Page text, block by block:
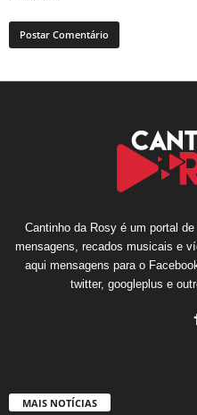
Cantinho da Rosy é um portal
mensagens, recados musicais e
aqui mensagens para o
twitter, googleplus e
MAIS NOTÍCIAS